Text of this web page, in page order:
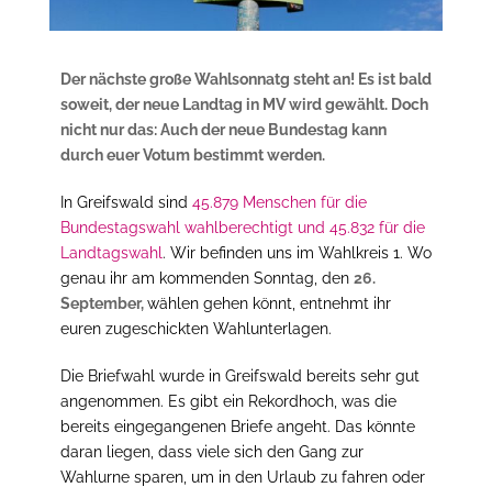
Der nächste große Wahlsonnatg steht an! Es ist bald
soweit, der neue Landtag in MV wird gewählt. Doch
nicht nur das: Auch der neue Bundestag kann
durch euer Votum bestimmt werden.
In Greifswald sind 45.879 Menschen für die
Bundestagswahl wahlberechtigt und 45.832 für die
Landtagswahl . Wir befinden uns im Wahlkreis 1. Wo
genau ihr am kommenden Sonntag, den 26.
September,wählen gehen könnt, entnehmt ihr
euren zugeschickten Wahlunterlagen.
Die Briefwahl wurde in Greifswald bereits sehr gut
angenommen. Es gibt ein Rekordhoch, was die
bereits eingegangenen Briefe angeht. Das könnte
daran liegen, dass viele sich den Gang zur
Wahlurne sparen, um in den Urlaub zu fahren oder